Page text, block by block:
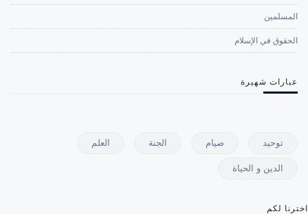
المسلمين
الحقوق في الإسلام
عبارات شهيرة
توحيد صيام الجنة العلم
الدين و الحياة
اخترنا لكم